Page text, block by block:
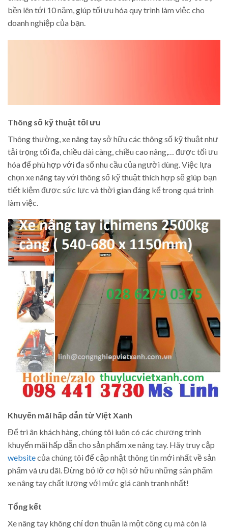
bền lên tới 10 năm, giúp tối ưu hóa quy trình làm việc cho
doanh nghiệp của bạn.
Thông số kỹ thuật tối ưu
Thông thường, xe nâng tay sở hữu các thông số kỹ thuật như
tải trọng tối đa, chiều dài càng, chiều cao nâng,… được tối ưu
hóa để phù hợp với đa số nhu cầu của người dùng. Việc lựa
chọn xe nâng tay với thông số kỹ thuật thích hợp sẽ giúp bạn
tiết kiệm được sức lực và thời gian đáng kể trong quá trình
làm việc.
Khuyến mãi hấp dẫn từ Việt Xanh
Để tri ân khách hàng, chúng tôi luôn có các chương trình
khuyến mãi hấp dẫn cho sản phẩm xe nâng tay. Hãy truy cập
websitecủa chúng tôi để cập nhật thông tin mới nhất về sản
phẩm và ưu đãi. Đừng bỏ lỡ cơ hội sở hữu những sản phẩm
xe nâng tay chất lượng với mức giá cạnh tranh nhất!
Tổng kết
Xe nâng tay không chỉ đơn thuần là một công cụ mà còn là